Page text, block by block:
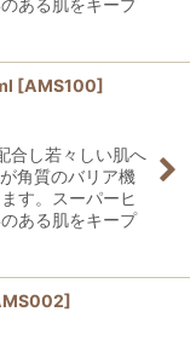
ある肌をキープ
[AMS100]
合し若々しい肌へ
角質のバリア機
す。スーパーヒ
ある肌をキープ
]